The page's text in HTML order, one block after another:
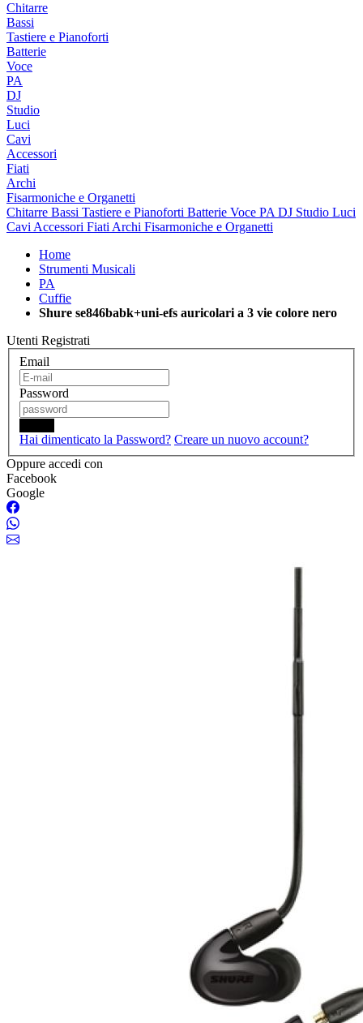
Chitarre
Bassi
Tastiere e Pianoforti
Batterie
Voce
PA
DJ
Studio
Luci
Cavi
Accessori
Fiati
Archi
Fisarmoniche e Organetti
Chitarre Bassi Tastiere e Pianoforti Batterie Voce PA DJ Studio Luci
Cavi Accessori Fiati Archi Fisarmoniche e Organetti
Home
Strumenti Musicali
PA
Cuffie
Shure se846babk+uni-efs auricolari a 3 vie colore nero
Utenti Registrati
Email
Password
Hai dimenticato la Password? Creare un nuovo account?
Oppure accedi con
Facebook
Google